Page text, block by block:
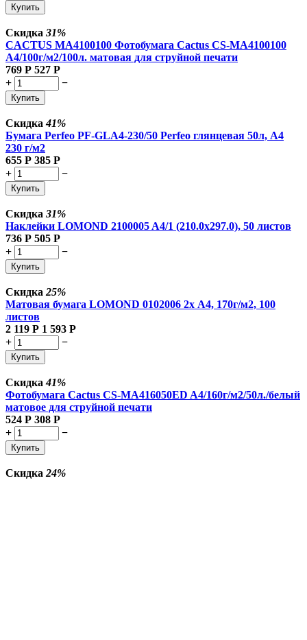
Купить
Скидка 31%
CACTUS MA4100100 Фотобумага Cactus CS-MA4100100
A4/100г/м2/100л. матовая для струйной печати
769 Р 527 Р
+
−
Купить
Скидка41%
Бумага Perfeo PF-GLA4-230/50 Perfeo глянцевая 50л, А4
230 г/м2
655 Р 385 Р
+
−
Купить
Скидка 31%
Наклейки LOMOND 2100005 A4/1 (210.0х297.0), 50 листов
736 Р 505 Р
+
−
Купить
Скидка 25%
Матовая бумага LOMOND 0102006 2х A4, 170г/м2, 100
листов
2 119 Р 1 593 Р
+
−
Купить
Скидка41%
Фотобумага Cactus CS-MA416050ED A4/160г/м2/50л./белый
матовое для струйной печати
524 Р 308 Р
+
−
Купить
Скидка 24%